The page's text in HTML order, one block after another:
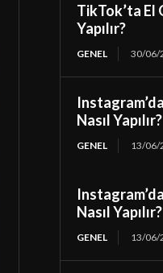
TikTok’ta El
Yapılır?
GENEL 30/06/
Nasıl Yapılır?
GENEL 13/06/
Nasıl Yapılır?
GENEL 13/06/